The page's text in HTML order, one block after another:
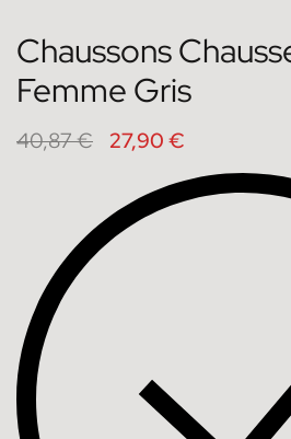
Chaussons
Femme Gris
40,87€ 27,90 €